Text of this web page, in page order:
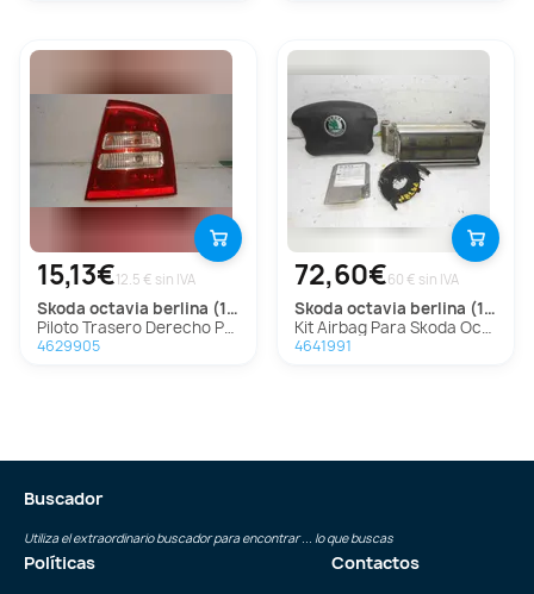
15,13€12.5 € sin IVA
skoda octavia berlina (1u2)
Piloto Trasero Derecho Para Skoda Octavia Berlina
4629905
72,60€60 € sin IVA
skoda octavia berlina (1u2)
Kit Airbag Para Skoda Octavia Berlina
4641991
Buscador
Utiliza el extraordinario buscador para encontrar ... lo que buscas
Políticas Contactos